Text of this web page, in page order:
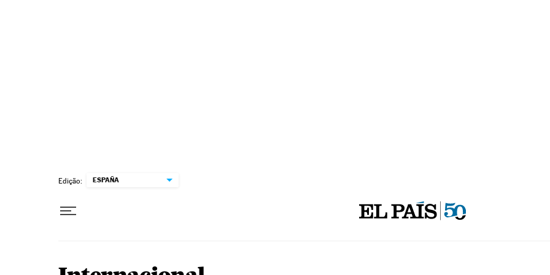
Edição: ESPAÑA